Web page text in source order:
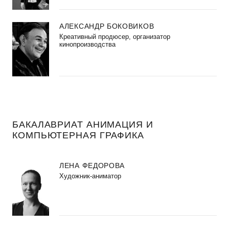
АЛЕКСАНДР БОКОВИКОВ
Креативный продюсер, организатор
кинопроизводства
БАКАЛАВРИАТ АНИМАЦИЯ И
КОМПЬЮТЕРНАЯ ГРАФИКА
ЛЕНА ФЕДОРОВА
Художник-аниматор